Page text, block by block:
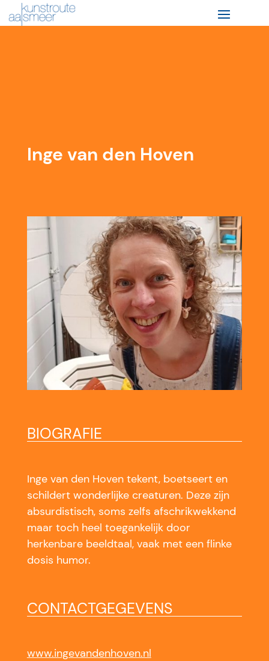
Inge van den Hoven
BIOGRAFIE
Inge van den Hoven tekent, boetseert en
schildert wonderlijke creaturen. Deze zijn
absurdistisch, soms zelfs afschrikwekkend
maar toch heel toegankelijk door
herkenbare beeldtaal, vaak met een flinke
dosis humor.
CONTACTGEGEVENS
www.ingevandenhoven.nl